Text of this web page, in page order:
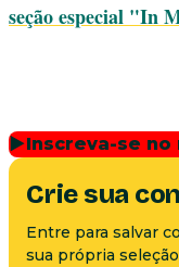
seção especial "In
▶Inscreva-se no
Crie sua
Entre para salvar
sua própria